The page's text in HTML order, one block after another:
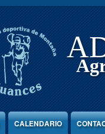
CALENDARIO